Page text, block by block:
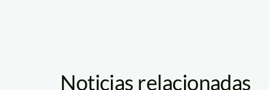
Noticias relacionadas